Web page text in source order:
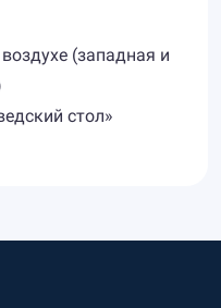
(западная и
стол»